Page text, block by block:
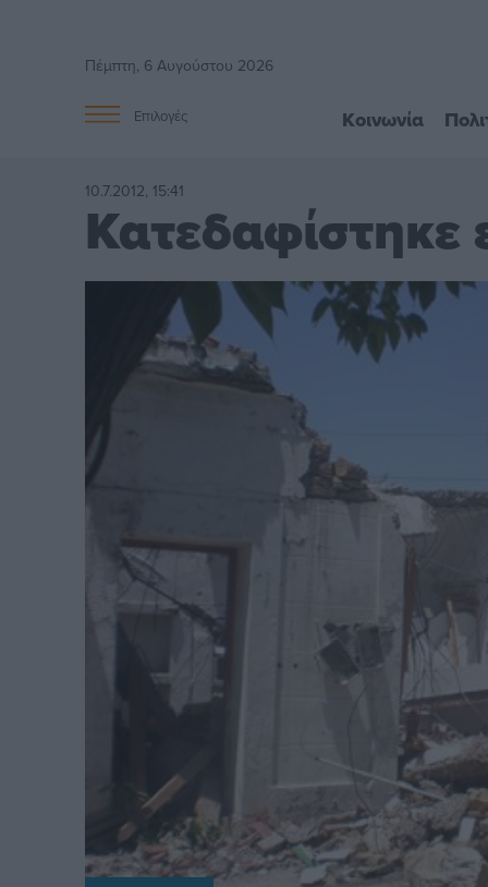
Πέμπτη, 6 Αυγούστου 2026
Επιλογές Κοινωνία
10.7.2012, 15:41
Κατεδαφίστηκε